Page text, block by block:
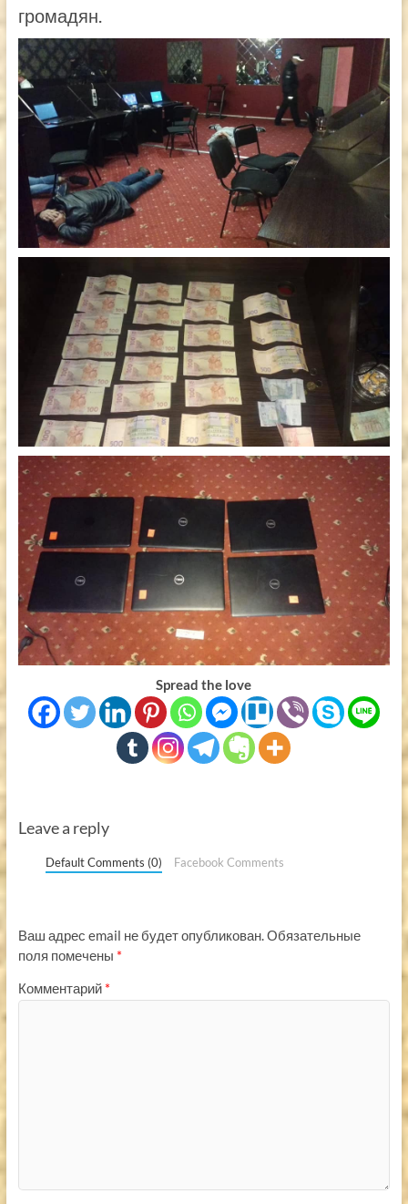
громадян.
Spread the love
Leave a reply
Default Comments (0) Facebook Comments
Ваш адрес email не будет опубликован.Обязательные
поля помечены *
Комментарий *